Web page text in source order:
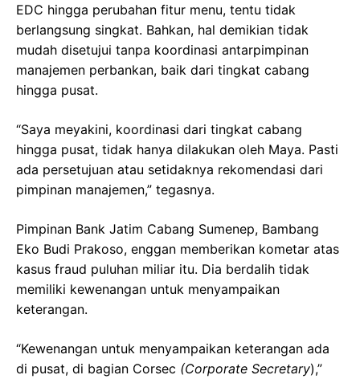
EDC hingga perubahan fitur menu, tentu tidak
berlangsung singkat. Bahkan, hal demikian tidak
mudah disetujui tanpa koordinasi antarpimpinan
manajemen perbankan, baik dari tingkat cabang
hingga pusat.
“Saya meyakini, koordinasi dari tingkat cabang
hingga pusat, tidak hanya dilakukan oleh Maya. Pasti
ada persetujuan atau setidaknya rekomendasi dari
pimpinan manajemen,” tegasnya.
Pimpinan Bank Jatim Cabang Sumenep, Bambang
Eko Budi Prakoso, enggan memberikan kometar atas
kasus fraud puluhan miliar itu. Dia berdalih tidak
memiliki kewenangan untuk menyampaikan
keterangan.
“Kewenangan untuk menyampaikan keterangan ada
di pusat, di bagian Corsec (Corporate Secretary),”